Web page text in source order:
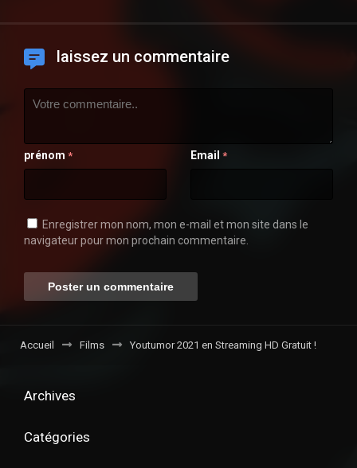
laissez un commentaire
prénom * Email *
Enregistrer mon nom, mon e-mail et mon site dans le
navigateur pour mon prochain commentaire.
Accueil Films Youtumor 2021 en Streaming HD Gratuit !
Archives
Catégories